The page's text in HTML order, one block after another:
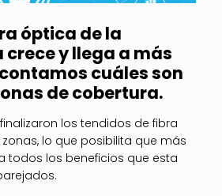
óptica de la
y llega a más
cuáles son
de cobertura.
los tendidos de fibra
lo que posibilita que más
todos los beneficios que esta